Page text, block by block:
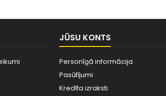
JŪSU KONTS
Personīgā informācija
Pasūtījumi
Kredīta izraksti